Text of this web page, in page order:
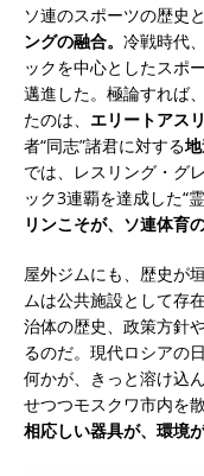
ソ連のスポーツの歴史と
ングの融合。 冷戦時代
ックを中心としたスポ
邁進した。極論すれば
たのは、 エリートアス
者“同志”諸君に対する
では、レスリング・グ
ック3連覇を達成した“
リンこそが、ソ連体育
屋外ジムにも、歴史が
ムは公共施設として存
治体の歴史、政策方針
るのだ。現代ロシアの
何かが、きっと溶け込
せつつモスクワ市内を
相応しい器具が、環境が